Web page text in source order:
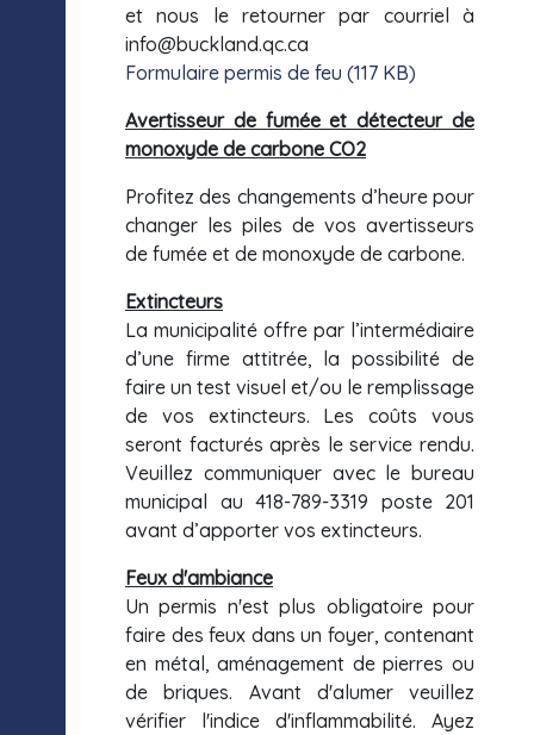
et nous le retourner par courriel à
info@buckland.qc.ca
Formulaire permis de feu (117 KB)
Avertisseur de fumée et détecteur de
monoxyde de carbone CO2
Profitez des changements d’heure pour
changer les piles de vos avertisseurs
de fumée et de monoxyde de carbone.
Extincteurs
La municipalité offre par l’intermédiaire
d’une firme attitrée, la possibilité de
faire un test visuel et/ou le remplissage
de vos extincteurs. Les coûts vous
seront facturés après le service rendu.
Veuillez communiquer avec le bureau
municipal au 418-789-3319 poste 201
avant d’apporter vos extincteurs.
Feux d'ambiance
Un permis n'est plus obligatoire pour
faire des feux dans un foyer, contenant
en métal, aménagement de pierres ou
de briques. Avant d'alumer veuillez
vérifier l'indice d'inflammabilité. Ayez